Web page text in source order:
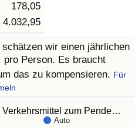
178,05
4.032,95
wir einen jährlichen
pro Person. Es braucht
das zu kompensieren. Für
zum Pende…
Auto
nach Land
Land
Land